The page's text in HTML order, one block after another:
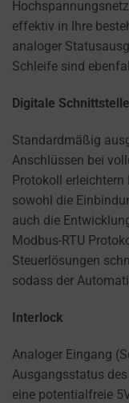
effektiv in Ihre
analoger
Schleife sind
Digitale
Standardmäßig
Anschlüssen bei
Protokoll erleichtern
sowohl die
auch die
Modbus-RTU
Steuerlösungen
sodass der
Interlock
Analoger Eingang
Ausgangsstatus
eine potentialfreie